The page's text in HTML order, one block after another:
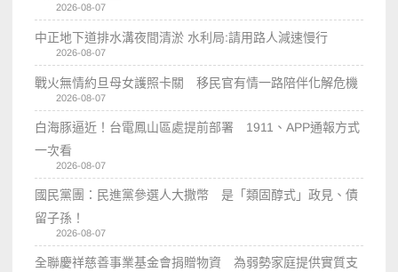
2026-08-07
中正地下道排水溝夜間清淤 水利局:請用路人減速慢行
2026-08-07
戰火無情約旦母女護照卡關 移民官有情一路陪伴化解危機
2026-08-07
白海豚逼近！台電鳳山區處提前部署 1911、APP通報方式
一次看
2026-08-07
國民黨團：民進黨參選人大撒幣 是「類固醇式」政見、債
留子孫！
2026-08-07
全聯慶祥慈善事業基金會捐贈物資 為弱勢家庭提供實質支